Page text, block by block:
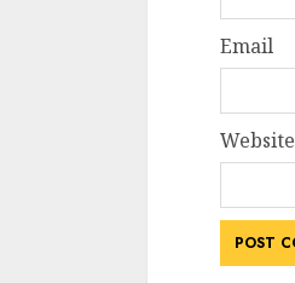
Email
Website